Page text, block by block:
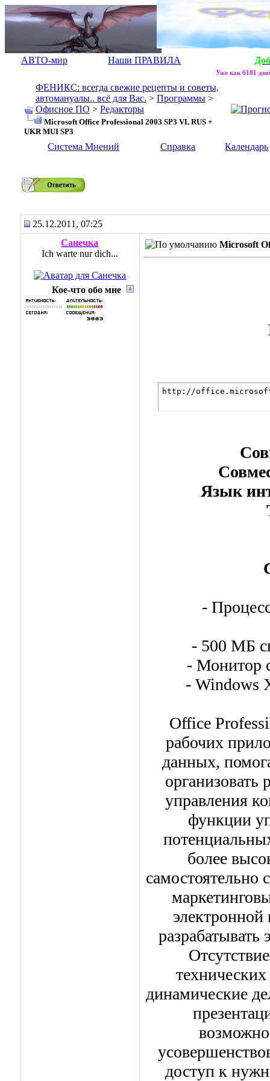
АВТО-мир Наши ПРАВИЛА
Уже как 6181
ФЕНИКС: всегда свежие рецепты и советы,
автомануалы.. всё для Вас. > Программы >
Офисное ПО > Редакторы
Microsoft Office Professional 2003 SP3 VL RUS +
UKR MUI SP3
Система Мнений Справка Календарь
25.12.2011, 07:25
Санечка
Ich warte nur dich...
Кое-что обо мне
Microsoft
http://
Язык
-
- 500 МБ
- Монитор
- Windows
Office
рабочих
данных,
управления
функции
более
самостоятельно
электронной
динамические
доступ к